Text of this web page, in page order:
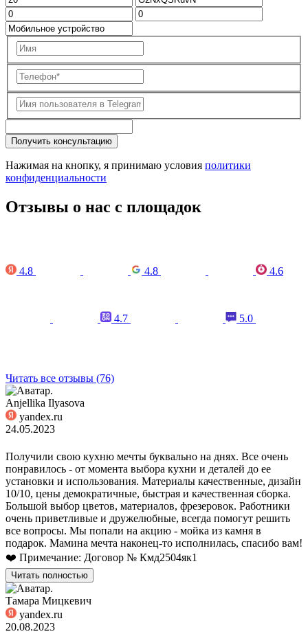
Получить консультацию
Нажимая на кнопку, я принимаю условия политики
конфиденциальности
Отзывы о нас с площадок
4.8 4.8 4.6
4.7 5.0
Читать все отзывы (76)
Anjellika Ilyasova
yandex.ru
24.05.2023
Получили свою кухню мечты буквально на днях. Все очень
понравилось - от момента выбора кухни и деталей до ее
установки и использования. Материалы качественные, дизайн
10/10, цены демократичные, быстрая и качественная сборка.
Большой выбор цветов, материалов, фрезеровок. Работники
очень приветливые и дружелюбные, всегда помогут решить
все вопросы. Мы попали на акцию - мойка из камня в
подарок. Мамина мечта наконец-то исполнилась, спасибо вам!
❤️ Примечание: Договор № Кмд2504як1
Читать полностью
Тамара Мицкевич
yandex.ru
20.08.2023